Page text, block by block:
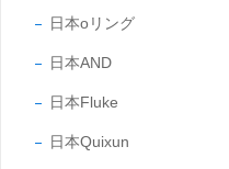
日本oリング
日本AND
日本Fluke
日本Quixun